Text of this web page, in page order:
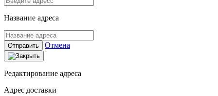
Название адреса
Отправить Отмена
Редактирование адреса
Адрес доставки